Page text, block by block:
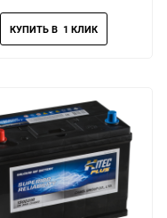
избранное